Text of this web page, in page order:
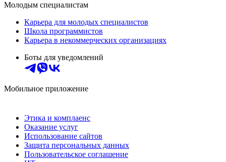
Молодым специалистам
Карьера для молодых специалистов
Школа программистов
Карьера в некоммерческих организациях
Боты для уведомлений
Мобильное приложение
Этика и комплаенс
Оказание услуг
Использование сайтов
Защита персональных данных
Пользовательское соглашение